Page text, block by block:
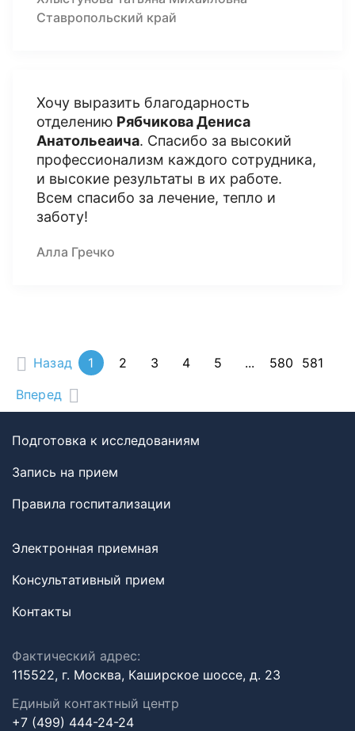
Ставропольский край
Хочу выразить благодарность
отделению Рябчикова Дениса
Анатольеаича. Спасибо за высокий
профессионализм каждого сотрудника,
и высокие результаты в их работе.
Всем спасибо за лечение, тепло и
заботу!
Алла Гречко
Назад 1 2 3 4 5 ... 580
581
Вперед
Подготовка к исследованиям
Запись на прием
Правила госпитализации
Электронная приемная
Консультативный прием
Контакты
Фактический адрес:
115522, г. Москва, Каширское шоссе, д. 23
Единый контактный центр
+7 (499) 444-24-24